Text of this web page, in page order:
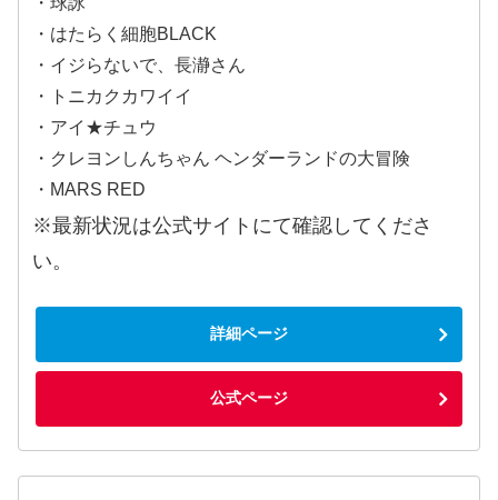
・はたらく細胞BLACK
・イジらないで、長瀞さん
・トニカクカワイイ
・アイ★チュウ
・クレヨンしんちゃん ヘンダーランドの大冒険
・MARS RED
※最新状況は公式サイトにて確認してくださ
い。
詳細ページ
公式ページ